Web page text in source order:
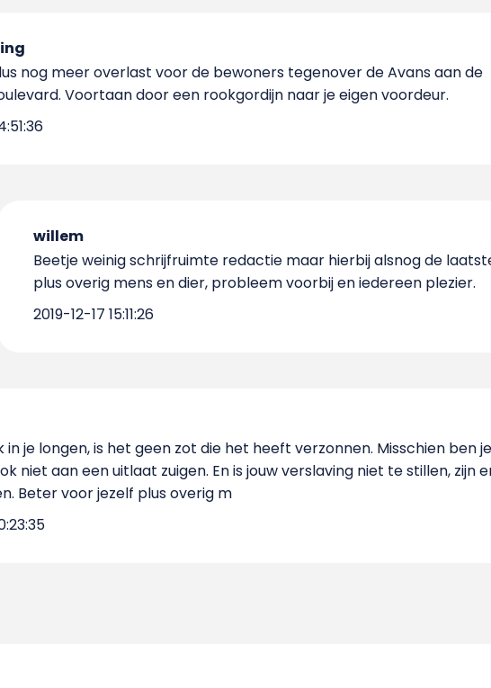
nog meer overlast voor de bewoners tegenover de Avans aan de
Voortaan door een rookgordijn naar je eigen voordeur.
willem
Beetje weinig schrijfruimte redactie maar hierbij alsnog de
plus overig mens en dier, probleem voorbij en iedereen plezier.
2019-12-17 15:11:26
in je longen, is het geen zot die het heeft verzonnen. Misschien ben
niet aan een uitlaat zuigen. En is jouw verslaving niet te stillen, zijn
Beter voor jezelf plus overig m